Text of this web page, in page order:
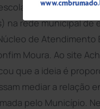
que atuam
na rede municipal de
de Atendimento
Moura. Ao site
que a ideia é
mediar a relação
pelo Município.